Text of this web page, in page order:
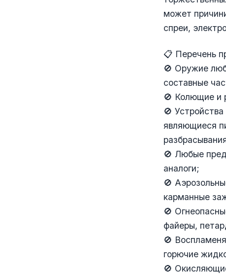
может
спреи,
📋 Перечень
🚫 Оружие
составные
🚫 Колющие и
🚫
являющиеся
🚫 Любые
аналоги;
🚫
карманные
🚫
файеры,
🚫
горючие
🚫